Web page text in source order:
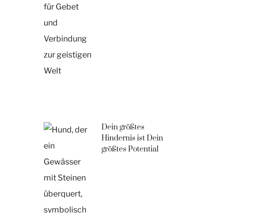
Dein größtes
Hindernis ist Dein
größtes Potential